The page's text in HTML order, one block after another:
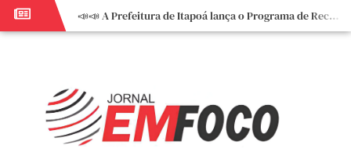
📣📣 A Prefeitura de Itapoá lança o Programa de Recuperação Fiscal (REFIS).
📢 Empreendedor do turismo, esta oportunidade é para você! Itapoá – SC.